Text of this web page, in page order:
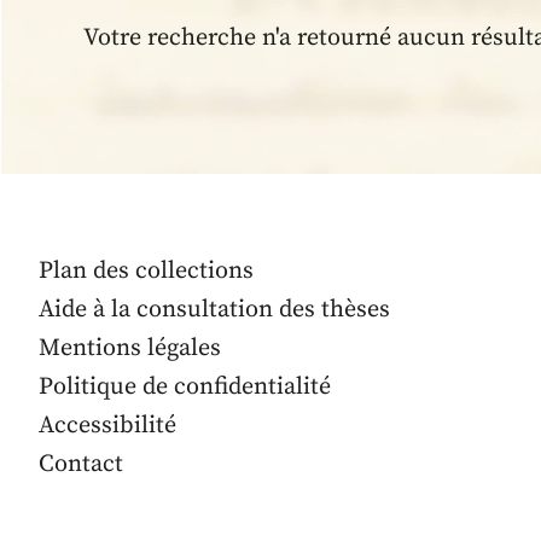
Votre recherche n'a retourné aucun
Plan des collections
Aide à la consultation des thèses
Mentions légales
Politique de confidentialité
Accessibilité
Contact